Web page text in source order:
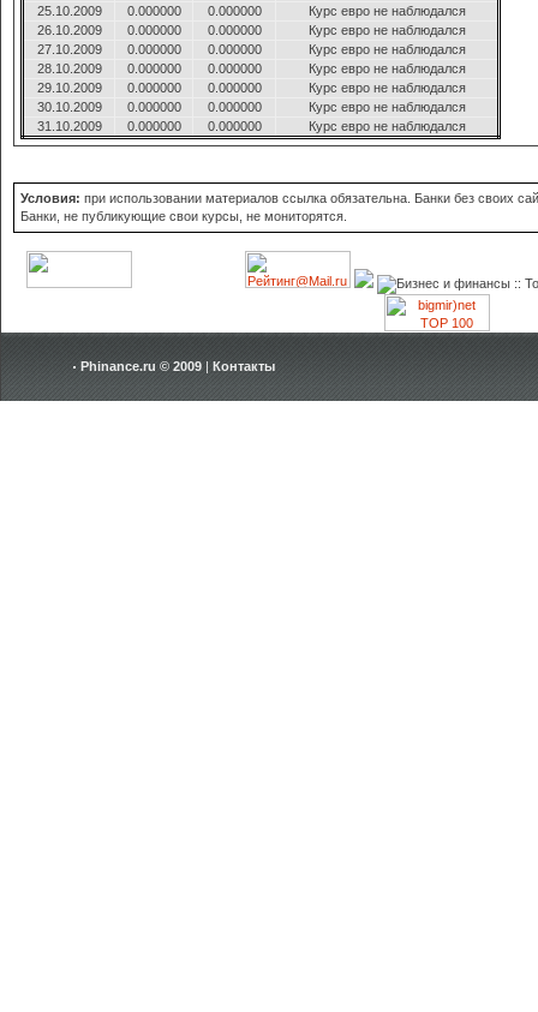
25.10.2009
0.000000 0.000000
Курс евро не наблюдался
26.10.2009
0.000000 0.000000
Курс евро не наблюдался
27.10.2009
0.000000 0.000000
Курс евро не наблюдался
28.10.2009
0.000000 0.000000
Курс евро не наблюдался
29.10.2009
0.000000 0.000000
Курс евро не наблюдался
30.10.2009
0.000000 0.000000
Курс евро не наблюдался
31.10.2009
0.000000 0.000000 Курс евро не наблюдался
Условия: при использовании материалов ссылка обязательна. Банки без своих
Банки, не публикующие свои курсы, не мониторятся.
Phinance.ru © 2009 | Контакты